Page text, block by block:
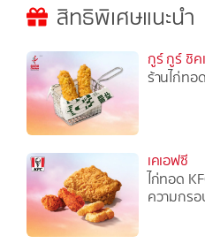
สิทธิพิเศษแนะนำ
กูร์ กูร์ ชิ
ร้านไก่ทอ
เคเอฟซี
ไก่ทอด
ความกร